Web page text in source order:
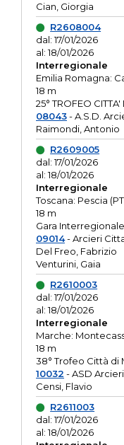
Cian, Giorgia
R2608004
dal: 17/01/2026
al: 18/01/2026
Interregionale
Emilia Romagna:
18 m
25° TROFEO
08043- A.S.D.
Raimondi, Antonio
R2609005
dal: 17/01/2026
al: 18/01/2026
Interregionale
Toscana: Pescia
18 m
Gara Interregionale
09014- Arcieri
Del Freo, Fabrizio
Venturini, Gaia
R2610003
dal: 17/01/2026
al: 18/01/2026
Interregionale
Marche:
18 m
38° Trofeo Città di
10032 - ASD
Censi, Flavio
R2611003
dal: 17/01/2026
al: 18/01/2026